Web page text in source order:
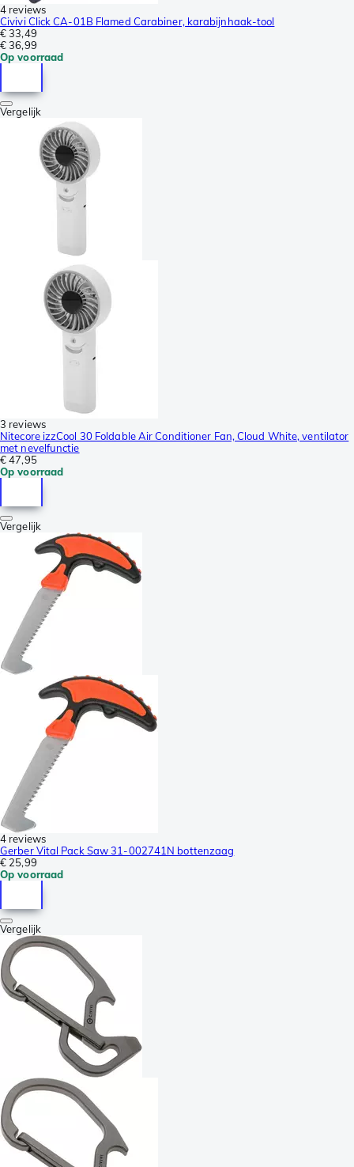
4 reviews
Civivi Click CA-01B Flamed Carabiner, karabijnhaak-tool
€ 33,49
€ 36,99
Op voorraad
Vergelijk
3 reviews
Nitecore izzCool 30 Foldable Air Conditioner Fan, Cloud White, ventilator
met nevelfunctie
€ 47,95
Op voorraad
Vergelijk
4 reviews
Gerber Vital Pack Saw 31-002741N bottenzaag
€ 25,99
Op voorraad
Vergelijk